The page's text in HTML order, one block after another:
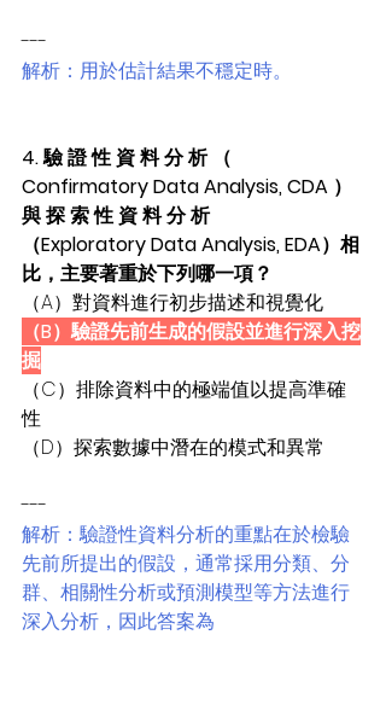
---
解析：用於估計結果不穩定時。
4. 驗 證 性 資 料 分 析 （
Confirmatory Data Analysis, CDA ）
與 探 索 性 資 料 分 析
（Exploratory Data Analysis, EDA）相
比，主要著重於下列哪一項？
（A）對資料進行初步描述和視覺化
（B）驗證先前生成的假設並進行深入挖
掘
（C）排除資料中的極端值以提高準確
性
（D）探索數據中潛在的模式和異常
---
解析：驗證性資料分析的重點在於檢驗
先前所提出的假設，通常採用分類、分
群、相關性分析或預測模型等方法進行
深入分析，因此答案為